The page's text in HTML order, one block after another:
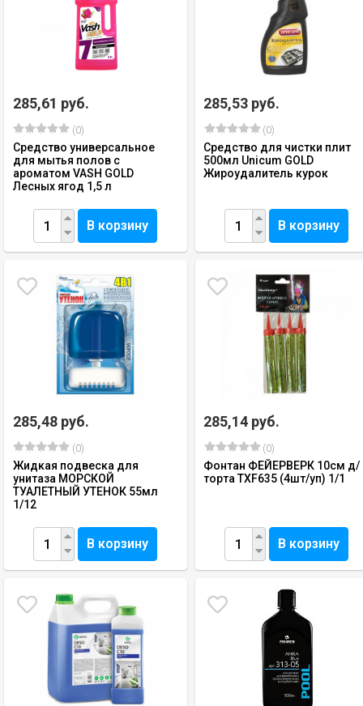
285,61 руб.
(0)
Средство универсальное
для мытья полов с
ароматом VASH GOLD
Лесных ягод 1,5 л
В корзину
285,53 руб.
(0)
Средство для чистки плит
500мл Unicum GOLD
Жироудалитель курок
В корзину
285,48 руб.
(0)
Жидкая подвеска для
унитаза МОРСКОЙ
ТУАЛЕТНЫЙ УТЕНОК 55мл
1/12
В корзину
285,14 руб.
(0)
Фонтан ФЕЙЕРВЕРК 10см д/
торта TXF635 (4шт/уп) 1/1
В корзину